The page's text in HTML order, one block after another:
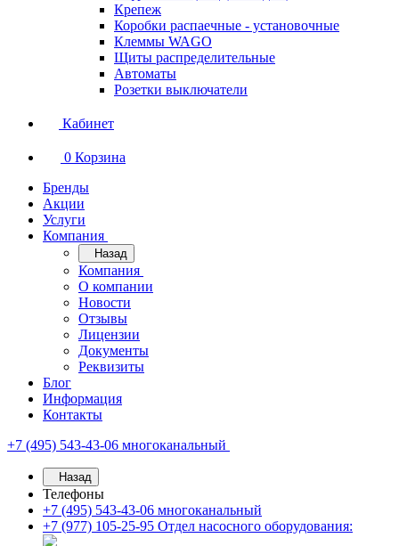
Крепеж
Коробки распаечные - установочные
Клеммы WAGO
Щиты распределительные
Автоматы
Розетки выключатели
Кабинет
0 Корзина
Бренды
Акции
Услуги
Компания
Назад
Компания
О компании
Новости
Отзывы
Лицензии
Документы
Реквизиты
Блог
Информация
Контакты
+7 (495) 543-43-06 многоканальный
Назад
Телефоны
+7 (495) 543-43-06 многоканальный
+7 (977) 105-25-95 Отдел насосного оборудования: